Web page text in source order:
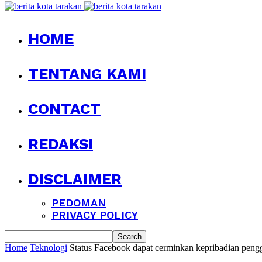
HOME
TENTANG KAMI
CONTACT
REDAKSI
DISCLAIMER
PEDOMAN
PRIVACY POLICY
Home Teknologi Status Facebook dapat cerminkan kepribadian